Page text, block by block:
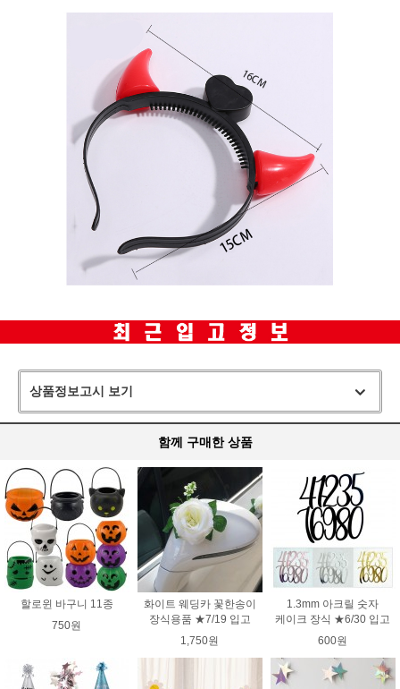
상품정보고시 보기
함께 구매한 상품
할로윈 바구니 11종
750원
화이트 웨딩카 꽃한송이
장식용품 ★7/19 입고
1,750원
1.3mm 아크릴 숫자
케이크 장식 ★6/30 입고
600원